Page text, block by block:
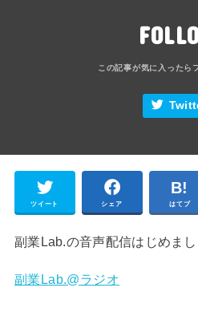
ツイート シェア はてブ
副業Lab.の音声配信はじめま
副業Lab.@ラジオ